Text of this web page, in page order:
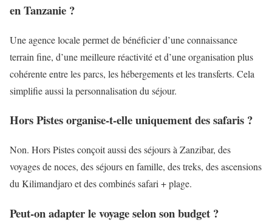
en Tanzanie ?
Une agence locale permet de bénéficier d’une connaissance
terrain fine, d’une meilleure réactivité et d’une organisation plus
cohérente entre les parcs, les hébergements et les transferts. Cela
simplifie aussi la personnalisation du séjour.
Hors Pistes organise-t-elle uniquement des safaris ?
Non. Hors Pistes conçoit aussi des séjours à Zanzibar, des
voyages de noces, des séjours en famille, des treks, des ascensions
du Kilimandjaro et des combinés safari + plage.
Peut-on adapter le voyage selon son budget ?